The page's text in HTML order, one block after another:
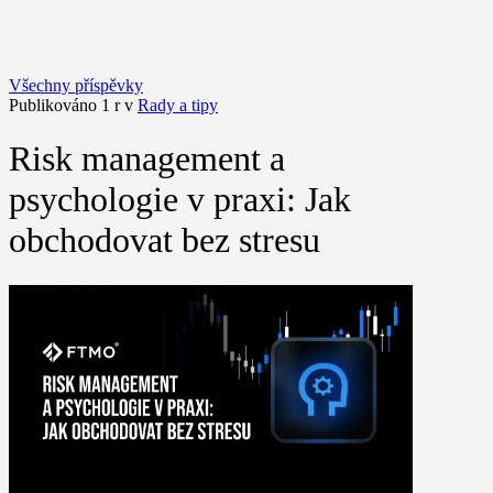
Všechny příspěvky
Publikováno 1 r v Rady a tipy
Risk management a
psychologie v praxi: Jak
obchodovat bez stresu